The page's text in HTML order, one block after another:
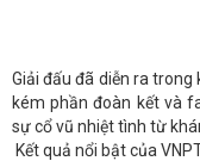
Giải đấu đã diễn ra
kém phần đoàn kết và
sự cổ vũ nhiệt tình từ
Kết quả nổi bật của